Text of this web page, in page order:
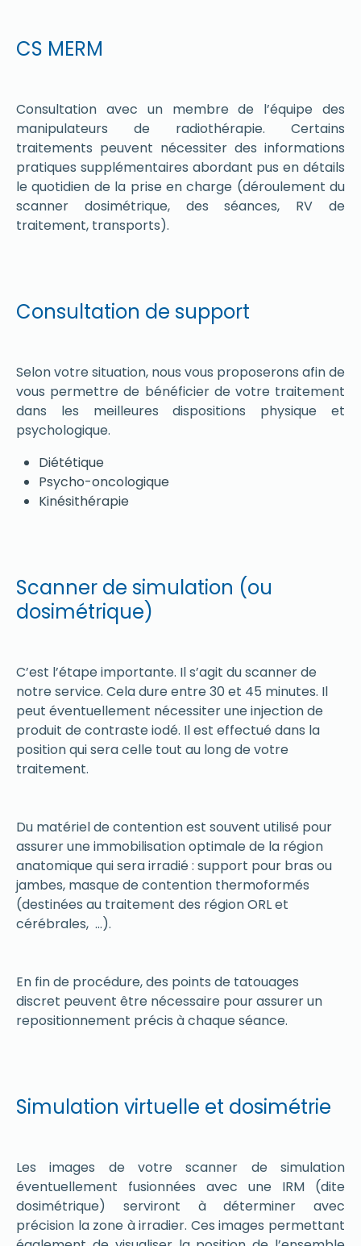
CS MERM
Consultation avec un membre de l’équipe des
manipulateurs de radiothérapie. Certains
traitements peuvent nécessiter des informations
pratiques supplémentaires abordant pus en détails
le quotidien de la prise en charge (déroulement du
scanner dosimétrique, des séances, RV de
traitement, transports).
Consultation de support
Selon votre situation, nous vous proposerons afin de
vous permettre de bénéficier de votre traitement
dans les meilleures dispositions physique et
psychologique.
Diététique
Psycho-oncologique
Kinésithérapie
Scanner de simulation (ou
dosimétrique)
C’est l’étape importante. Il s’agit du scanner de
notre service. Cela dure entre 30 et 45 minutes. Il
peut éventuellement nécessiter une injection de
produit de contraste iodé. Il est effectué dans la
position qui sera celle tout au long de votre
traitement.
Du matériel de contention est souvent utilisé pour
assurer une immobilisation optimale de la région
anatomique qui sera irradié : support pour bras ou
jambes, masque de contention thermoformés
(destinées au traitement des région ORL et
cérébrales, …).
En fin de procédure, des points de tatouages
discret peuvent être nécessaire pour assurer un
repositionnement précis à chaque séance.
Simulation virtuelle et dosimétrie
Les images de votre scanner de simulation
éventuellement fusionnées avec une IRM (dite
dosimétrique) serviront à déterminer avec
précision la zone à irradier. Ces images permettant